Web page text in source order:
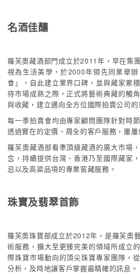
名酒佳釀
羅芙奧藏酒部門成立於2011年，早在集
視為生活美學，於2000年領先同業舉
會」，自此建立業界口碑，並與藏家累
待市場成熟之際，正式將藝術典藏的觸
與收藏，建立邁向全方位國際拍賣公司的
每一季拍賣會均由專家顧問團隊針對時
透過實在的定價、周全的客戶服務，屢屢
羅芙奧藏酒部看準頂級藏酒的廣大市場
念，持續提供台灣、香港乃至國際藏家
忌以及高粱品項的專業窖藏服務。
珠寶及翡翠首飾
羅芙奧珠寶部成立於2012年，是羅芙奧
術服務，擴大至更臻完美的領域所成立
際珠寶市場動向的頂尖珠寶專家團隊，
分析，及時地讓客戶掌握最精確的訊息。